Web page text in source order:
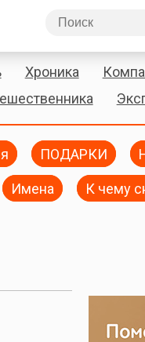
Хроника
ПОДАРКИ
Имена К чему